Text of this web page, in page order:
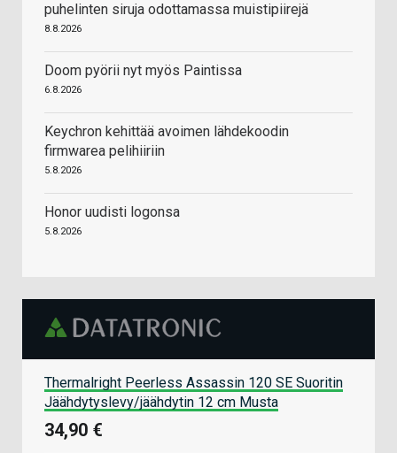
puhelinten siruja odottamassa muistipiirejä
8.8.2026
Doom pyörii nyt myös Paintissa
6.8.2026
Keychron kehittää avoimen lähdekoodin
firmwarea pelihiiriin
5.8.2026
Honor uudisti logonsa
5.8.2026
Thermalright Peerless Assassin 120 SE Suoritin
Jäähdytyslevy/jäähdytin 12 cm Musta
34,90 €